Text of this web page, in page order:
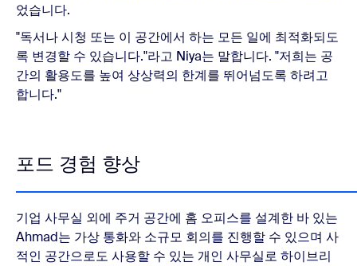
었습니다.
"독서나 시청 또는 이 공간에서 하는 모든 일에 최적화되도
록 변경할 수 있습니다."라고 Niya는 말합니다. "저희는 공
간의 활용도를 높여 상상력의 한계를 뛰어넘도록 하려고
합니다."
포드 경험 향상
기업 사무실 외에 주거 공간에 홈 오피스를 설계한 바 있는
Ahmad는 가상 통화와 소규모 회의를 진행할 수 있으며 사
적인 공간으로도 사용할 수 있는 개인 사무실로 하이브리